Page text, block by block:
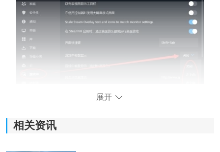
数了。
展开
相关资讯